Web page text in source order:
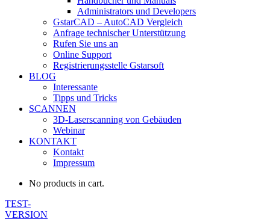
Administrators und Developers
GstarCAD – AutoCAD Vergleich
Anfrage technischer Unterstützung
Rufen Sie uns an
Online Support
Registrierungsstelle Gstarsoft
BLOG
Interessante
Tipps und Tricks
SCANNEN
3D-Laserscanning von Gebäuden
Webinar
KONTAKT
Kontakt
Impressum
No products in cart.
TEST-
VERSION